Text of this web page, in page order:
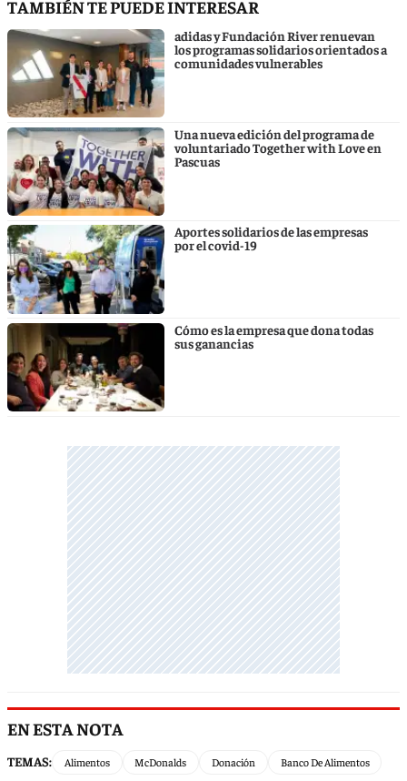
TAMBIÉN TE PUEDE INTERESAR
adidas y Fundación River renuevan
los programas solidarios orientados a
comunidades vulnerables
Una nueva edición del programa de
voluntariado Together with Love en
Pascuas
Aportes solidarios de las empresas
por el covid-19
Cómo es la empresa que dona todas
sus ganancias
EN ESTA NOTA
TEMAS: Alimentos McDonalds Donación Banco De Alimentos